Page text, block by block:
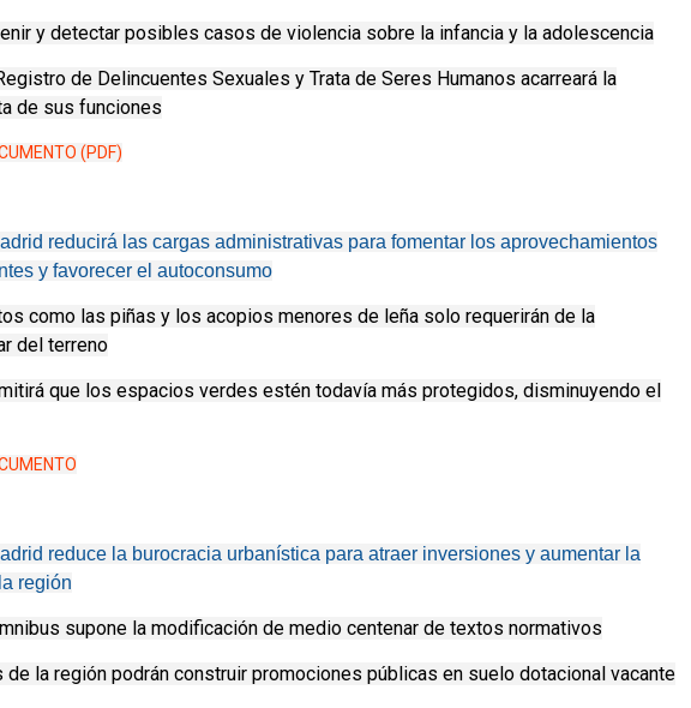
y detectar posibles casos de violencia sobre la infancia y la adolescencia
de Delincuentes Sexuales y Trata de Seres Humanos acarreará la
de sus funciones
(PDF)
reducirá las cargas administrativas para fomentar los aprovechamientos
y favorecer el autoconsumo
como las piñas y los acopios menores de leña solo requerirán de la
del terreno
que los espacios verdes estén todavía más protegidos, disminuyendo el
reduce la burocracia urbanística para atraer inversiones y aumentar la
región
supone la modificación de medio centenar de textos normativos
de la región podrán construir promociones públicas en suelo dotacional vacante